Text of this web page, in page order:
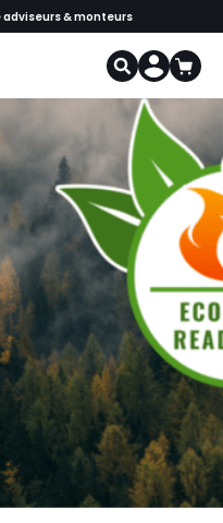
1000+ kachels en haarden